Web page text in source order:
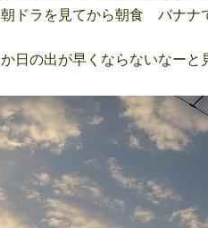
ドラを見てから朝食 バナナ
日の出が早くならないなーと